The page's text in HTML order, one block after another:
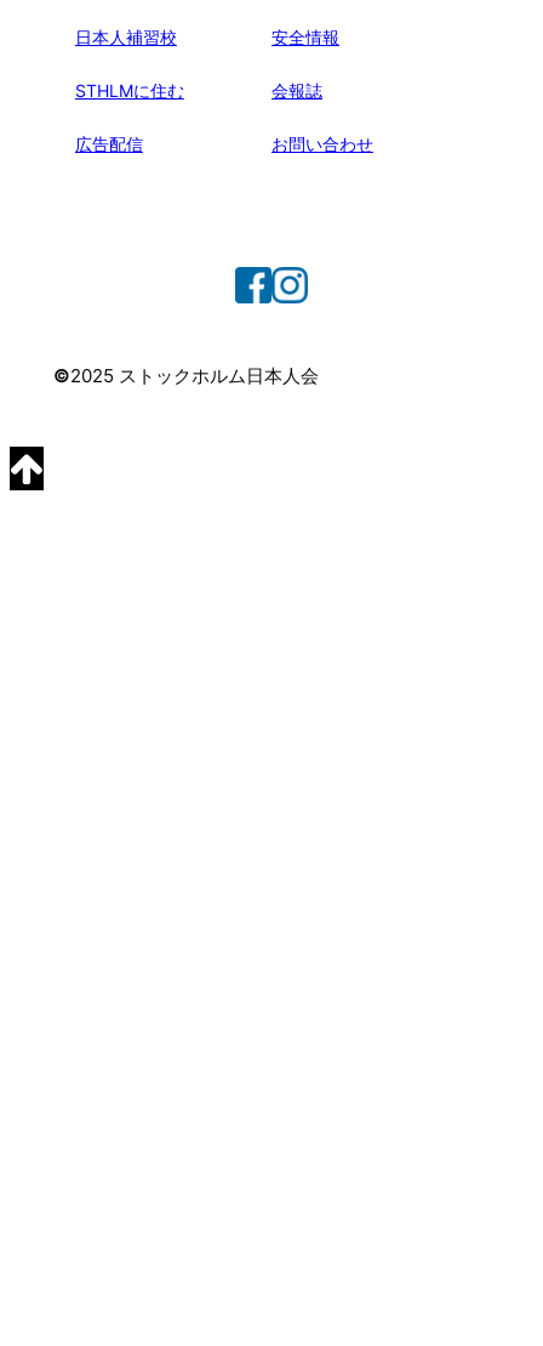
日本人補習校
STHLMに住む
広告配信
安全情報
会報誌
お問い合わせ
©2025 ストックホルム日本人会